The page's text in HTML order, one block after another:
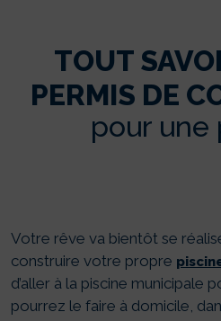
TOUT
PERMIS DE
pour une
Votre rêve va bientôt se
construire votre propre
d’aller à la piscine municipale
pourrez le faire à domicile,